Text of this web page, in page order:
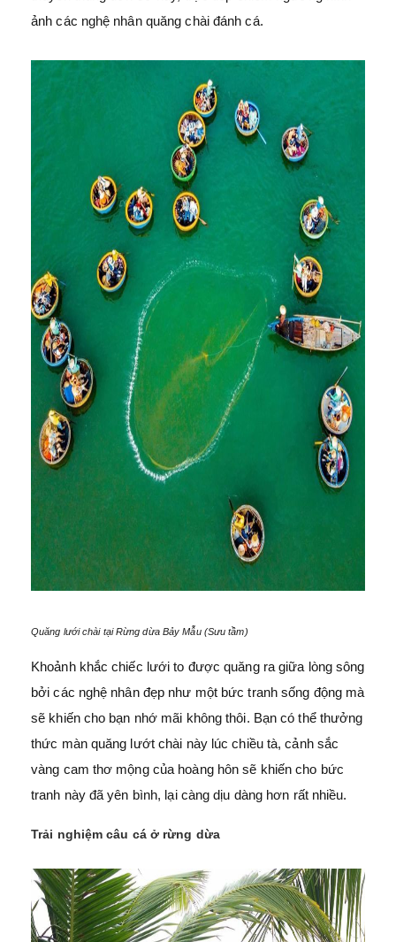
ảnh các nghệ nhân quăng chài đánh cá.
Quăng lưới chài tại Rừng dừa Bảy Mẫu (Sưu tầm)
Khoảnh khắc chiếc lưới to được quăng ra giữa lòng sông
bởi các nghệ nhân đẹp như một bức tranh sống động mà
sẽ khiến cho bạn nhớ mãi không thôi. Bạn có thể thưởng
thức màn quăng lướt chài này lúc chiều tà, cảnh sắc
vàng cam thơ mộng của hoàng hôn sẽ khiến cho bức
tranh này đã yên bình, lại càng dịu dàng hơn rất nhiều.
Trải nghiệm câu cá ở rừng dừa